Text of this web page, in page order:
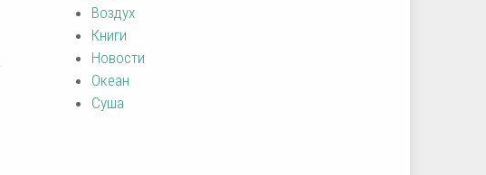
Воздух
Книги
Новости
Океан
Суша